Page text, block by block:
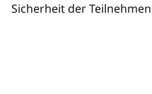
Sicherheit der